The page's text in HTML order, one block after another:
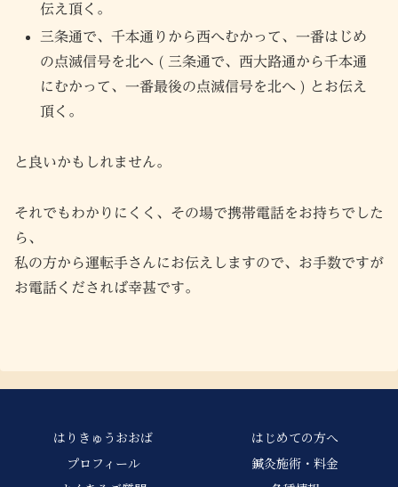
伝え頂く。
三条通で、千本通りから西へむかって、一番はじめ
の点滅信号を北へ ( 三条通で、西大路通から千本通
にむかって、一番最後の点滅信号を北へ ) とお伝え
頂く。
と良いかもしれません。
それでもわかりにくく、その場で携帯電話をお持ちでした
ら、
私の方から運転手さんにお伝えしますので、お手数ですが
お電話くだされば幸甚です。
はりきゅうおおば
はじめての方へ
プロフィール
鍼灸施術・料金